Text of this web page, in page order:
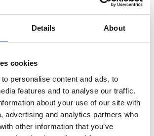
Details About
cookies
personalise content and ads, to
features and to analyse our traffic.
about your use of our site with
advertising and analytics partners who
other information that you’ve
?
tous les types de papier, dont le
les reçus, les notes et les sorties
n’avez pas à vous soucier de retirer les
ou les chemises. Nous acceptons les
sont.